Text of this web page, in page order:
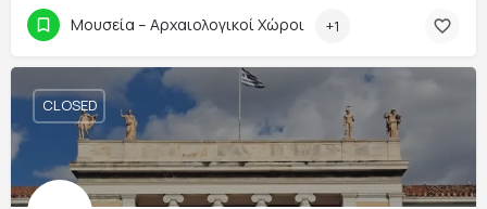
Μουσεία – Αρχαιολογικοί Χώροι +1
CLOSED